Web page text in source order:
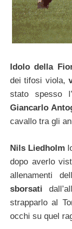
Idolo della
dei tifosi viola,
stato spesso
Giancarlo
cavallo tra gli
Nils Liedholm
dopo averlo
allenamenti
sborsati
strapparlo al
occhi su quel